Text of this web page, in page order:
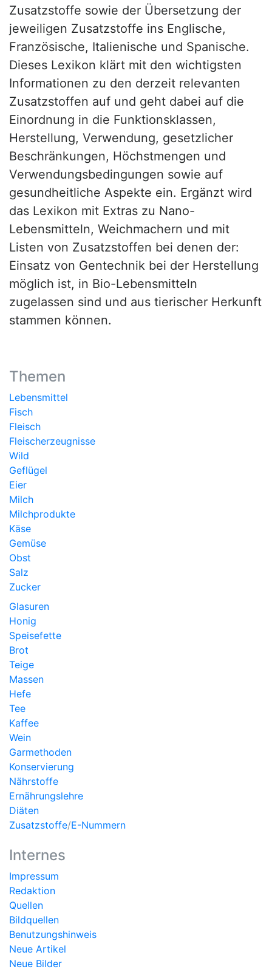
Zusatzstoffe sowie der Übersetzung der
jeweiligen Zusatzstoffe ins Englische,
Französische, Italienische und Spanische.
Dieses Lexikon klärt mit den wichtigsten
Informationen zu den derzeit relevanten
Zusatzstoffen auf und geht dabei auf die
Einordnung in die Funktionsklassen,
Herstellung, Verwendung, gesetzlicher
Beschränkungen, Höchstmengen und
Verwendungsbedingungen sowie auf
gesundheitliche Aspekte ein. Ergänzt wird
das Lexikon mit Extras zu Nano-
Lebensmitteln, Weichmachern und mit
Listen von Zusatzstoffen bei denen der:
Einsatz von Gentechnik bei der Herstellung
möglich ist, in Bio-Lebensmitteln
zugelassen sind und aus tierischer Herkunft
stammen können.
Themen
Lebensmittel
Fisch
Fleisch
Fleischerzeugnisse
Wild
Geflügel
Eier
Milch
Milchprodukte
Käse
Gemüse
Obst
Salz
Zucker
Glasuren
Honig
Speisefette
Brot
Teige
Massen
Hefe
Tee
Kaffee
Wein
Garmethoden
Konservierung
Nährstoffe
Ernährungslehre
Diäten
Zusatzstoffe/E-Nummern
Internes
Impressum
Redaktion
Quellen
Bildquellen
Benutzungshinweis
Neue Artikel
Neue Bilder